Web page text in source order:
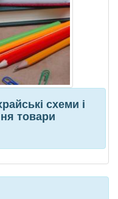
схеми і
товари